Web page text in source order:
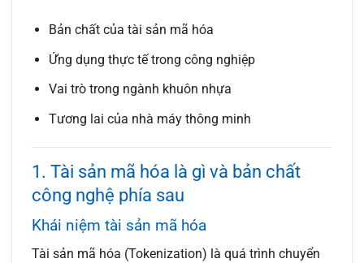
Bản chất của tài sản mã hóa
Ứng dụng thực tế trong công nghiệp
Vai trò trong ngành khuôn nhựa
Tương lai của nhà máy thông minh
1. Tài sản mã hóa là gì và bản chất
công nghệ phía sau
Khái niệm tài sản mã hóa
Tài sản mã hóa (Tokenization) là quá trình chuyển